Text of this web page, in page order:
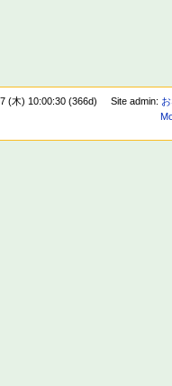
(木) 10:00:30 (366d) Site admin: